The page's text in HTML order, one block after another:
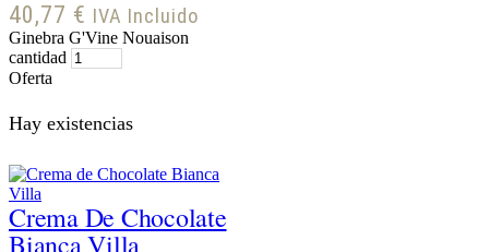
40,77 € IVA Incluido
Ginebra G'Vine Nouaison
cantidad
Oferta
Hay existencias
Crema De Chocolate
Bianca Villa